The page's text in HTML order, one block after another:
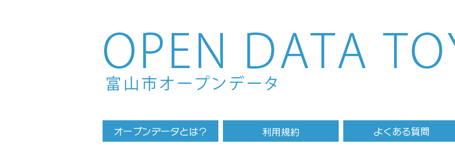
Skip to main content